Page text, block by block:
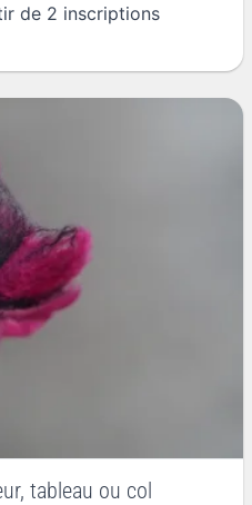
de 2 inscriptions
tableau ou col